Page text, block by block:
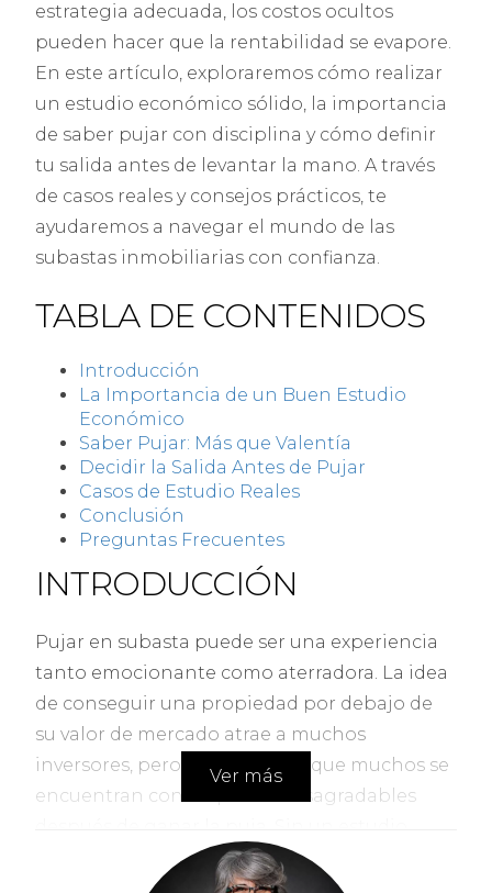
estrategia adecuada, los costos ocultos
pueden hacer que la rentabilidad se evapore.
En este artículo, exploraremos cómo realizar
un estudio económico sólido, la importancia
de saber pujar con disciplina y cómo definir
tu salida antes de levantar la mano. A través
de casos reales y consejos prácticos, te
ayudaremos a navegar el mundo de las
subastas inmobiliarias con confianza.
TABLA DE CONTENIDOS
Introducción
La Importancia de un Buen Estudio
Económico
Saber Pujar: Más que Valentía
Decidir la Salida Antes de Pujar
Casos de Estudio Reales
Conclusión
Preguntas Frecuentes
INTRODUCCIÓN
Pujar en subasta puede ser una experiencia
tanto emocionante como aterradora. La idea
de conseguir una propiedad por debajo de
su valor de mercado atrae a muchos
inversores, pero la realidad es que muchos se
encuentran con sorpresas desagradables
económico serio y una estrategia clara, los
costos adicionales pueden desbordar el
Ver más